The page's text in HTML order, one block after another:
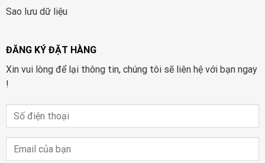
Sao lưu dữ liệu
ĐĂNG KÝ ĐẶT HÀNG
Xin vui lòng để lại thông tin, chúng tôi sẽ liên hệ với bạn ngay
!